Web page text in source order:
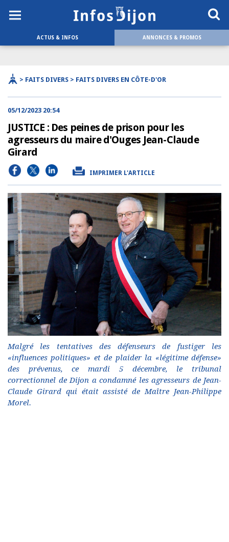
ACTUS & INFOS ANNONCES & PROMOS
> FAITS DIVERS > FAITS DIVERS EN CÔTE-D'OR
05/12/2023 20:54
JUSTICE : Des peines de prison pour les
agresseurs du maire d'Ouges Jean-Claude
Girard
IMPRIMER L'ARTICLE
Malgré les tentatives des défenseurs de fustiger les
«influences politiques» et de plaider la «légitime défense»
des prévenus, ce mardi 5 décembre, le tribunal
correctionnel de Dijon a condamné les agresseurs de Jean-
Claude Girard qui était assisté de Maître Jean-Philippe
Morel.